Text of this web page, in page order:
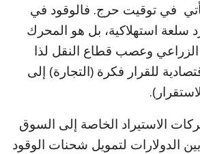
في توقيت حرج. فالوقود في
استهلاكية، بل هو المحرك
وعصب قطاع النقل لذا
للقرار فكرة (التجارة) إلى
الاستيراد الخاصة إلى السوق
الدولارات لتمويل شحنات الوقود